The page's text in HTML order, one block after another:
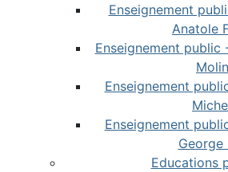
Enseignement
Anatole
Enseignement public
Enseignement
Enseignement
George
Educations